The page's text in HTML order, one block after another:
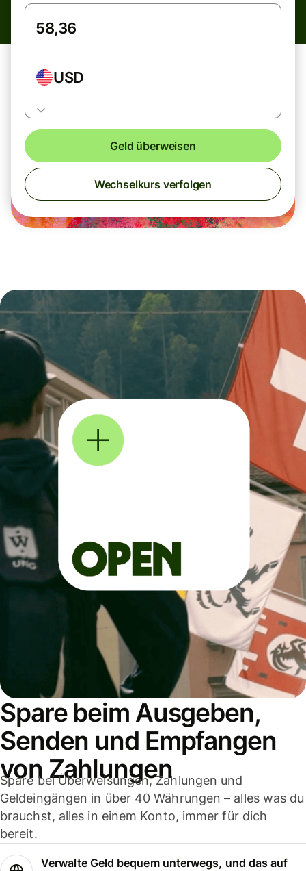
USD
Geld überweisen
Wechselkurs verfolgen
Spare beim Ausgeben,
Senden und Empfangen
von Zahlungen
Spare bei Überweisungen, Zahlungen und
Geldeingängen in über 40 Währungen – alles was du
brauchst, alles in einem Konto, immer für dich
bereit.
Verwalte Geld bequem unterwegs, und das auf